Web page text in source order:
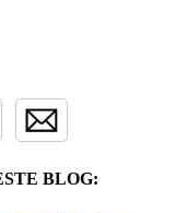
BLOG: